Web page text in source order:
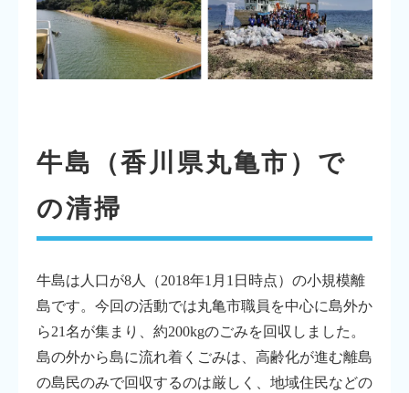
牛島（香川県丸亀市）で
の清掃
牛島は人口が8人（2018年1月1日時点）の小規模離
島です。今回の活動では丸亀市職員を中心に島外か
ら21名が集まり、約200kgのごみを回収しました。
島の外から島に流れ着くごみは、高齢化が進む離島
の島民のみで回収するのは厳しく、地域住民などの